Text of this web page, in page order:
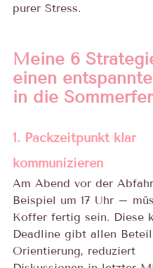
purer Stress.
Meine 6
einen
in die
1. Packzeitpunkt klar
kommunizieren
Am Abend vor der
Beispiel um 17 Uhr –
Koffer fertig sein. Diese
Deadline gibt allen
Orientierung, reduziert